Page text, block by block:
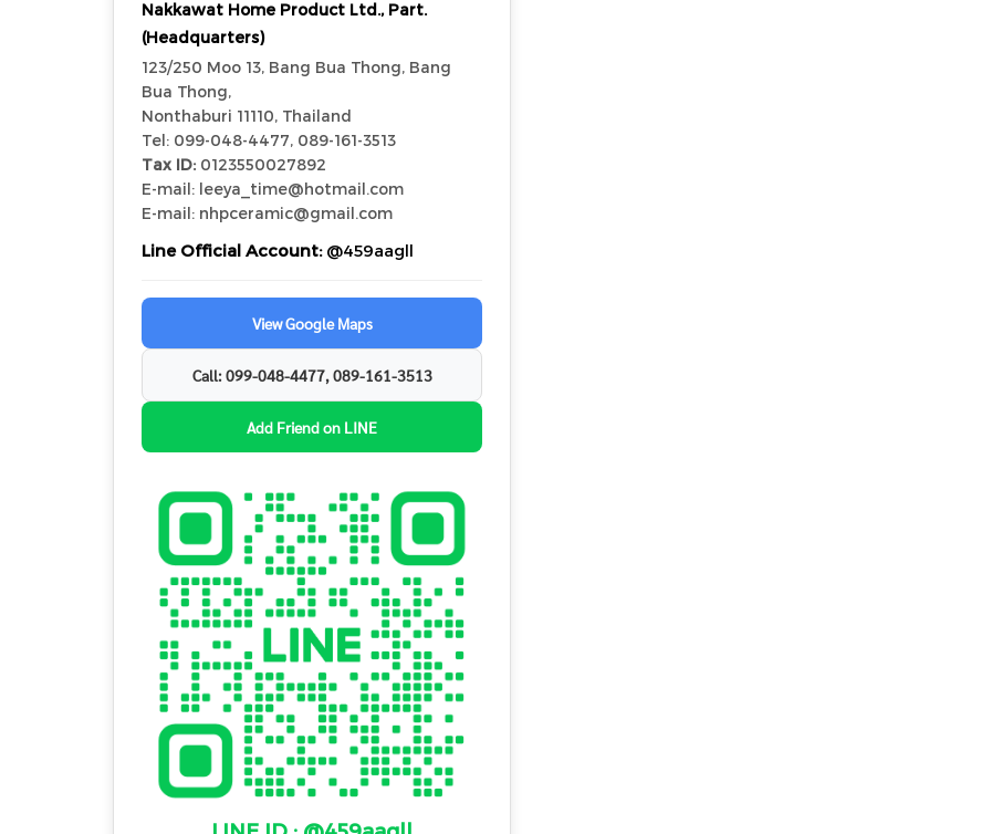
Nakkawat Home Product Ltd., Part.
(Headquarters)
123/250 Moo 13, Bang Bua Thong, Bang
Bua Thong,
Nonthaburi 11110, Thailand
Tel: 099-048-4477, 089-161-3513
Tax ID: 0123550027892
E-mail: leeya_time@hotmail.com
E-mail: nhpceramic@gmail.com
Line Official Account:@459aagll
View Google Maps
Call: 099-048-4477, 089-161-3513
Add Friend on LINE